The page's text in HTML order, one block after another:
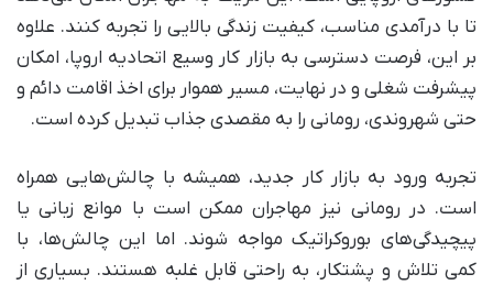
تا با درآمدی مناسب، کیفیت زندگی بالایی را تجربه کنند. علاوه
بر این، فرصت دسترسی به بازار کار وسیع اتحادیه اروپا، امکان
پیشرفت شغلی و در نهایت، مسیر هموار برای اخذ اقامت دائم و
حتی شهروندی، رومانی را به مقصدی جذاب تبدیل کرده است.
تجربه ورود به بازار کار جدید، همیشه با چالش‌هایی همراه
است. در رومانی نیز مهاجران ممکن است با موانع زبانی یا
پیچیدگی‌های بوروکراتیک مواجه شوند. اما این چالش‌ها، با
کمی تلاش و پشتکار، به راحتی قابل غلبه هستند. بسیاری از